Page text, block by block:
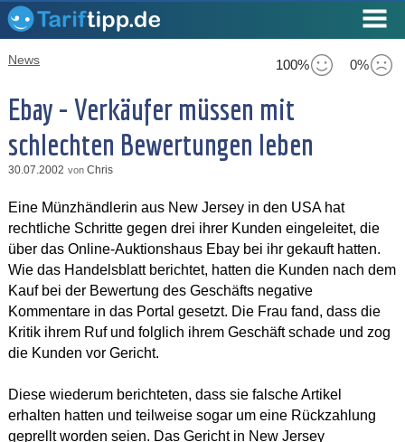
100% 0%
News
Ebay - Verkäufer müssen mit
schlechten Bewertungen leben
30.07.2002 von Chris
Eine Münzhändlerin aus New Jersey in den USA hat
rechtliche Schritte gegen drei ihrer Kunden eingeleitet, die
über das Online-Auktionshaus Ebay bei ihr gekauft hatten.
Wie das Handelsblatt berichtet, hatten die Kunden nach dem
Kauf bei der Bewertung des Geschäfts negative
Kommentare in das Portal gesetzt. Die Frau fand, dass die
Kritik ihrem Ruf und folglich ihrem Geschäft schade und zog
die Kunden vor Gericht.
Diese wiederum berichteten, dass sie falsche Artikel
erhalten hatten und teilweise sogar um eine Rückzahlung
geprellt worden seien. Das Gericht in New Jersey